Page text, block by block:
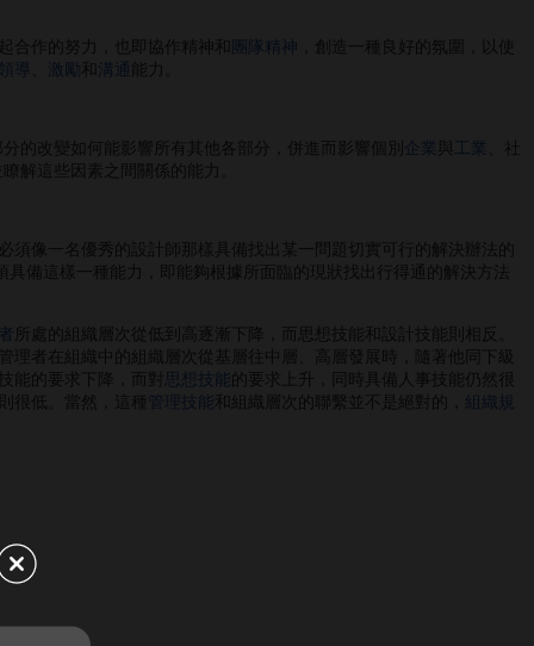
作的努力，也即協作精神和 團隊精神 ，創造一種良好的氛圍，以使
導
激勵 和 溝通 能力。
的改變如何能影響所有其他各部分，併進而影響個別 企業 與 工業
解這些因素之間關係的能力。
須像一名優秀的設計師那樣具備找出某一問題切實可行的解決辦法的
備這樣一種能力，即能夠根據所面臨的現狀找出行得通的解決方法
所處的組織層次從低到高逐漸下降，而思想技能和設計技能則相反。
者在組織中的組織層次從基層往中層、高層發展時，隨著他同下級
能的要求下降，而對 思想技能 的要求上升，同時具備人事技能仍然很
很低。當然，這種 管理技能 和組織層次的聯繫並不是絕對的， 組織規